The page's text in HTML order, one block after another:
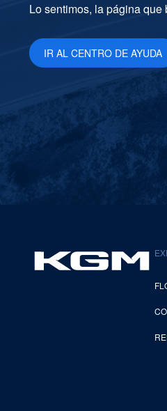
Lo sentimos, la página
IR AL CENTRO DE AYUDA